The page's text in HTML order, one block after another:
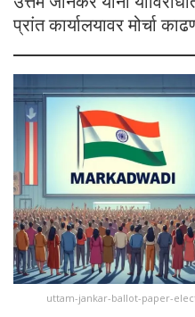
प्रांत कार्यालयावर मोर्चा
uttam-jankar-ballot-paper-